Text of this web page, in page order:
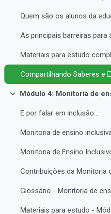
Contrair
E por falar em inclusão...